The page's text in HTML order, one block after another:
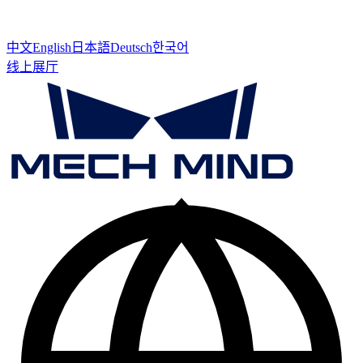
中文English 日本語Deutsch한국어
线上展厅